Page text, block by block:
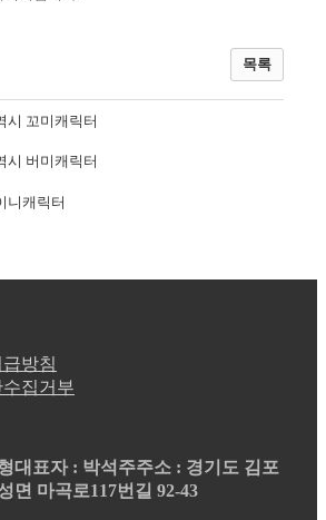
목록
시 꼬미캐릭터
시 버미캐릭터
니캐릭터
방침
집거부
대표자 : 박석주주소 : 경기도 김포
면 마곡로117번길 92-43